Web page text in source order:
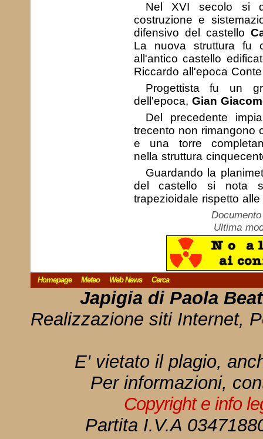
Nel XVI secolo si
costruzione e
difensivo del castello
La nuova struttura fu
all'antico castello
Riccardo all'epoca
Progettista fu un
dell'epoca, Gian
Del precedente
trecento non rimangono
e una torre
nella struttura
Guardando la
del castello si nota
trapezioidale rispetto
Ultima
Homepage Meteo Web News Cerca
Japigia di Paola
Realizzazione siti Internet,
E' vietato il plagio,
Per informazioni,
Copyright e info
Partita I.V.A